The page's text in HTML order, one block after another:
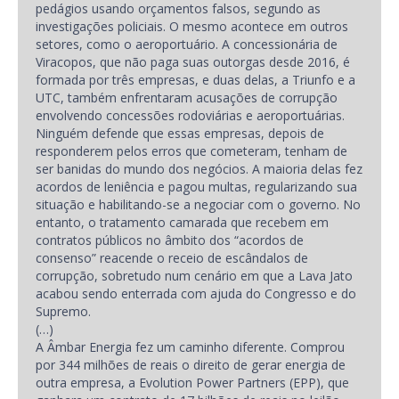
pedágios usando orçamentos falsos, segundo as
investigações policiais. O mesmo acontece em outros
setores, como o aeroportuário. A concessionária de
Viracopos, que não paga suas outorgas desde 2016, é
formada por três empresas, e duas delas, a Triunfo e a
UTC, também enfrentaram acusações de corrupção
envolvendo concessões rodoviárias e aeroportuárias.
Ninguém defende que essas empresas, depois de
responderem pelos erros que cometeram, tenham de
ser banidas do mundo dos negócios. A maioria delas fez
acordos de leniência e pagou multas, regularizando sua
situação e habilitando-se a negociar com o governo. No
entanto, o tratamento camarada que recebem em
contratos públicos no âmbito dos “acordos de
consenso” reacende o receio de escândalos de
corrupção, sobretudo num cenário em que a Lava Jato
acabou sendo enterrada com ajuda do Congresso e do
Supremo.
(…)
A Âmbar Energia fez um caminho diferente. Comprou
por 344 milhões de reais o direito de gerar energia de
outra empresa, a Evolution Power Partners (EPP), que